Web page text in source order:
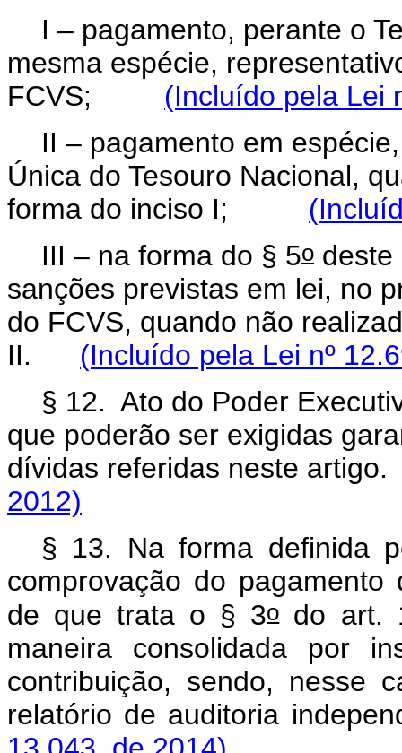
I – pagamento, perante o
mesma espécie,
FCVS; (Incluído pela Lei
II – pagamento em
Única do Tesouro Nacional,
forma do inciso I;
III – na forma do § 5o deste
sanções previstas em lei, no
do FCVS, quando não
II. (Incluído pela Lei nº
§ 12. Ato do Poder
que poderão ser exigidas
dívidas referidas neste
2012)
§ 13. Na forma definida
comprovação do
de que trata o § 3odo art.
maneira consolidada por
contribuição, sendo, nesse
relatório de auditoria